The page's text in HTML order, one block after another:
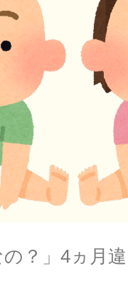
の？」4ヵ月